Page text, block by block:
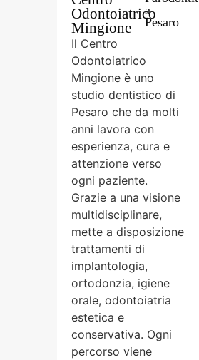
Odontoiatrico
Mingione
a
Pesaro
Il Centro
Odontoiatrico
Mingione è uno
studio dentistico di
Pesaro che da molti
anni lavora con
esperienza, cura e
attenzione verso
ogni paziente.
Grazie a una visione
multidisciplinare,
mette a disposizione
trattamenti di
implantologia,
ortodonzia, igiene
orale, odontoiatria
estetica e
conservativa. Ogni
percorso viene